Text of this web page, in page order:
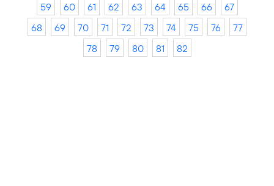
59
60 61 62 63 64 65 66
67
68
69 70 71 72 73 74 75 76
77
78
79 80 81 82